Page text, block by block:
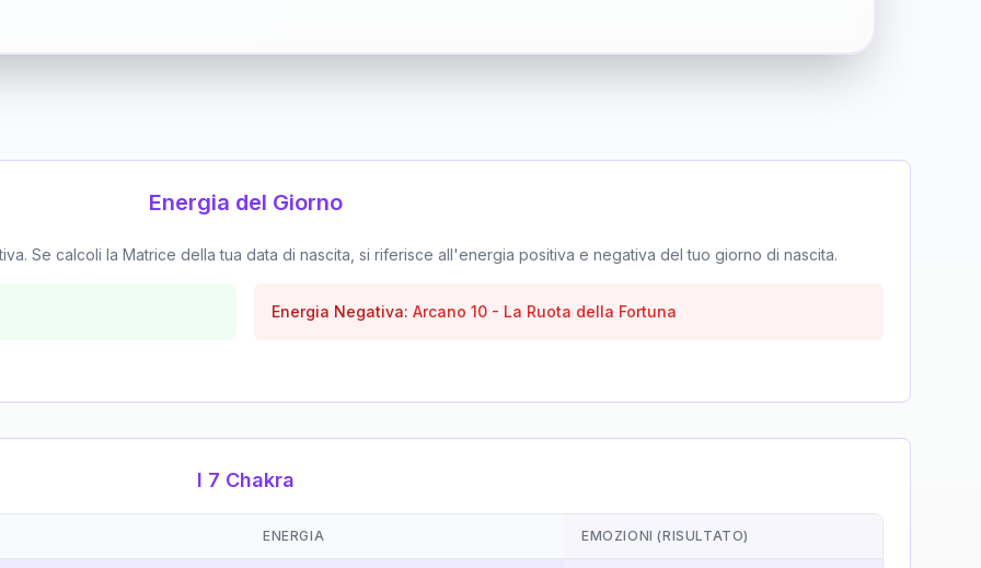
Energia del Giorno
Se calcoli la Matrice della tua data di nascita, si riferisce all'energia positiva e negativa del tuo giorno di nascita.
Energia Negativa: Arcano 10 - La Ruota della Fortuna
I 7 Chakra
ENERGIA EMOZIONI (RISULTATO)